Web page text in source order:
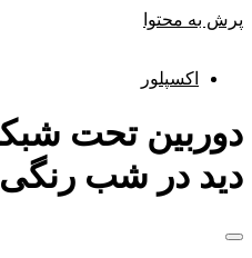
پرش به محتوا
اکسپلور
دید در شب رنگی